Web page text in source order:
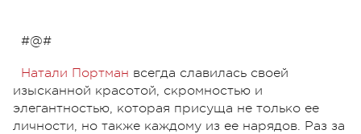
#@#
Натали Портман всегда славилась своей
изысканной красотой, скромностью и
элегантностью, которая присуща не только ее
личности, но также каждому из ее нарядов. Раз за